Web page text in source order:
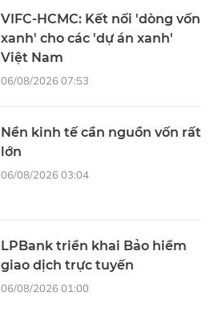
VIFC-HCMC: Kết nối 'dòng vốn
xanh' cho các 'dự án xanh'
Việt Nam
06/08/2026 07:53
Nền kinh tế cần nguồn vốn rất
lớn
06/08/2026 03:04
LPBank triển khai Bảo hiểm
giao dịch trực tuyến
06/08/2026 01:00